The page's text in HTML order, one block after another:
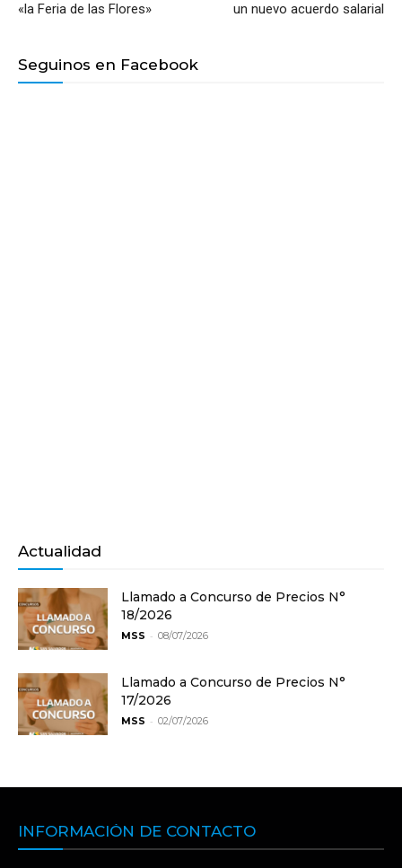
«la Feria de las Flores»
un nuevo acuerdo salarial
Seguinos en Facebook
Actualidad
Llamado a Concurso de Precios N°
18/2026
MSS - 08/07/2026
Llamado a Concurso de Precios N°
17/2026
MSS - 02/07/2026
INFORMACIÓN DE CONTACTO